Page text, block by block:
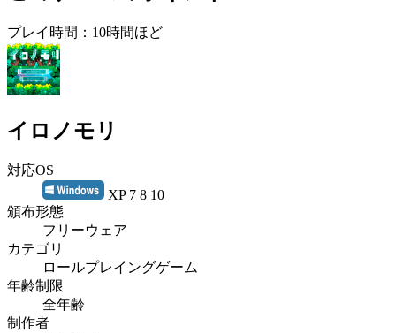
プレイ時間：10時間ほど
イロノモリ
対応OS
XP 7 8 10
頒布形態
フリーウェア
カテゴリ
ロールプレイングゲーム
年齢制限
全年齢
制作者